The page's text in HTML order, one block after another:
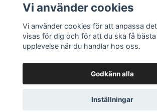
Sociala medier
© 2026 Fröken Li
Vi använder cookies
Vi använder cookies för att anpassa
visas för dig och för att du ska få bästa
upplevelse när du handlar hos oss.
Godkänn alla
Inställningar